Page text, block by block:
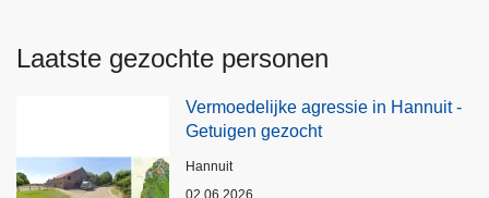
Laatste gezochte personen
Vermoedelijke agressie in Hannuit -
Getuigen gezocht
Plaats
Hannuit
02.06.2026